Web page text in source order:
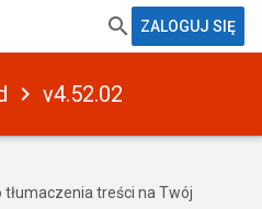
ZALOGUJ SIĘ
v4.52.02
treści na Twój